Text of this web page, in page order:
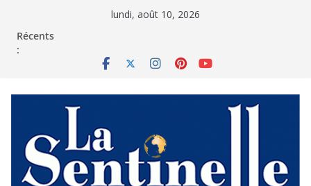
lundi, août 10, 2026
Récents
: